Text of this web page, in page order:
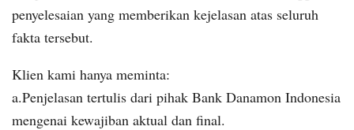
penyelesaian yang memberikan kejelasan atas seluruh
fakta tersebut.
Klien kami hanya meminta:
a.Penjelasan tertulis dari pihak Bank Danamon Indonesia
mengenai kewajiban aktual dan final.